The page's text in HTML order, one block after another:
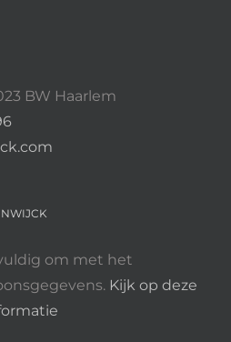
BW Haarlem
om met het
Kijk op deze